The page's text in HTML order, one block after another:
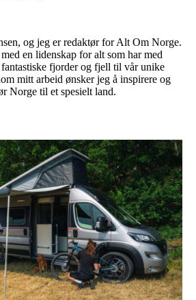
og jeg er redaktør for Alt Om Norge.
en lidenskap for alt som har med
fjorder og fjell til vår unike
mitt arbeid ønsker jeg å inspirere og
Norge til et spesielt land.